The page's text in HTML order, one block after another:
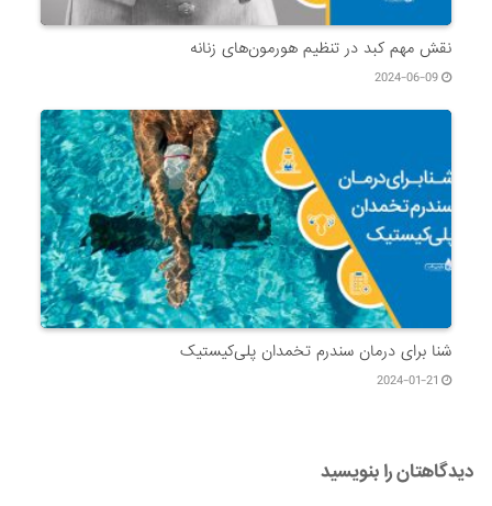
نقش مهم کبد در تنظیم هورمون‌های زنانه
2024-06-09
شنا برای درمان سندرم تخمدان پلی‌کیستیک
2024-01-21
دیدگاهتان را بنویسید